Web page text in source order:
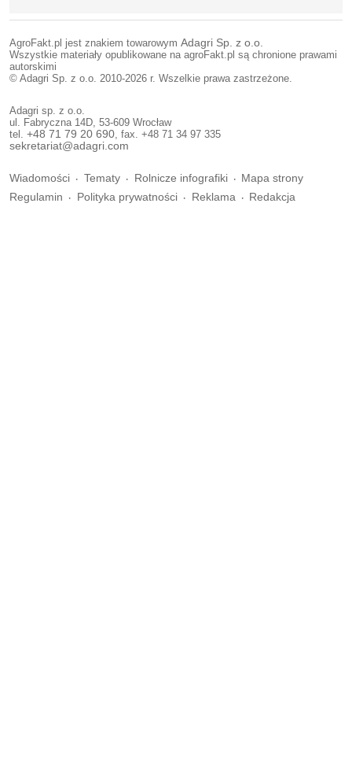
AgroFakt.pl jest znakiem towarowym Adagri Sp. z o.o.
Wszystkie materiały opublikowane na agroFakt.pl są chronione prawami
autorskimi
© Adagri Sp. z o.o. 2010-2026 r. Wszelkie prawa zastrzeżone.
Adagri sp. z o.o.
ul. Fabryczna 14D, 53-609 Wrocław
tel. +48 71 79 20 690 , fax. +48 71 34 97 335
sekretariat@adagri.com
Wiadomości Tematy Rolnicze infografiki
Mapa strony
Regulamin
Polityka prywatności Reklama Redakcja